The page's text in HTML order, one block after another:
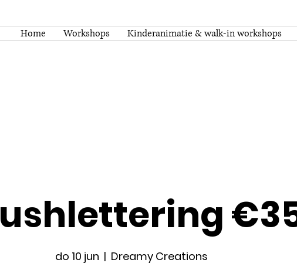
Home Workshops Kinderanimatie & walk-in workshops
do 10 jun
  |
Dreamy Creations